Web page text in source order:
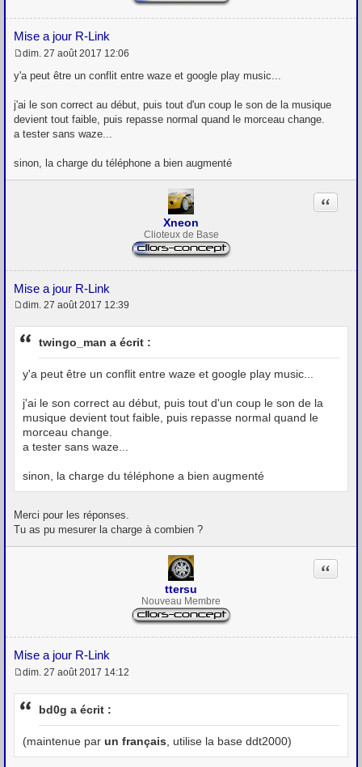
Mise a jour R-Link
e
a
g
e
dim. 27 août 2017 12:06
y'a peut être un conflit entre waze et google play music...
j'ai le son correct au début, puis tout d'un coup le son de la musique
devient tout faible, puis repasse normal quand le morceau change.
a tester sans waze...
sinon, la charge du téléphone a bien augmenté
Xneon
Clioteux de Base
Mise a jour R-Link
Citation
e
s
g
e
dim. 27 août 2017 12:39
twingo_man a écrit :
y'a peut être un conflit entre waze et google play music...
j'ai le son correct au début, puis tout d'un coup le son de la
musique devient tout faible, puis repasse normal quand le
morceau change.
a tester sans waze...
sinon, la charge du téléphone a bien augmenté
Merci pour les réponses.
Tu as pu mesurer la charge à combien ?
ttersu
Nouveau Membre
Mise a jour R-Link
Citation
e
s
g
e
dim. 27 août 2017 14:12
bd0g a écrit :
(maintenue par un français , utilise la base ddt2000)